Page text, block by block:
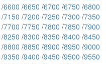
/6600 /6650 /6700 /6750 /6800
/7150 /7200 /7250 /7300 /7350
/7700 /7750 /7800 /7850 /7900
/8250 /8300 /8350 /8400 /8450
/8800 /8850 /8900 /8950 /9000
/9350 /9400 /9450 /9500 /9550